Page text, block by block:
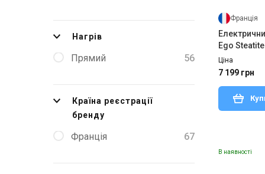
Нагрів
Прямий 56
Країна реєстрації
бренду
Франція 67
Франція
Ego
1-BC 1200W
Ціна
7 199 грн
В наявності